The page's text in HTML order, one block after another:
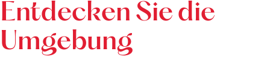
Entdecken Sie die
Umgebung